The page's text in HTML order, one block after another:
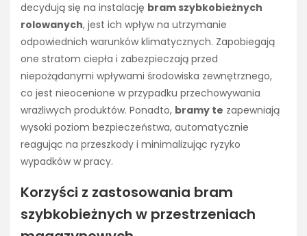
decydują się na instalację bram szybkobieżnych
rolowanych, jest ich wpływ na utrzymanie
odpowiednich warunków klimatycznych. Zapobiegają
one stratom ciepła i zabezpieczają przed
niepożądanymi wpływami środowiska zewnętrznego,
co jest nieocenione w przypadku przechowywania
wrażliwych produktów. Ponadto, bramy te zapewniają
wysoki poziom bezpieczeństwa, automatycznie
reagując na przeszkody i minimalizując ryzyko
wypadków w pracy.
Korzyści z zastosowania bram
szybkobieżnych w przestrzeniach